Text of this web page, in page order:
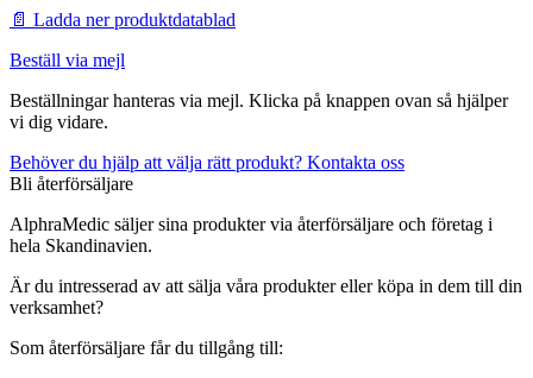
📄 Ladda ner produktdatablad
Beställ via mejl
Beställningar hanteras via mejl. Klicka på knappen ovan så hjälper
vi dig vidare.
Behöver du hjälp att välja rätt produkt? Kontakta oss
Bli återförsäljare
AlphraMedic säljer sina produkter via återförsäljare och företag i
hela Skandinavien.
Är du intresserad av att sälja våra produkter eller köpa in dem till din
verksamhet?
Som återförsäljare får du tillgång till: